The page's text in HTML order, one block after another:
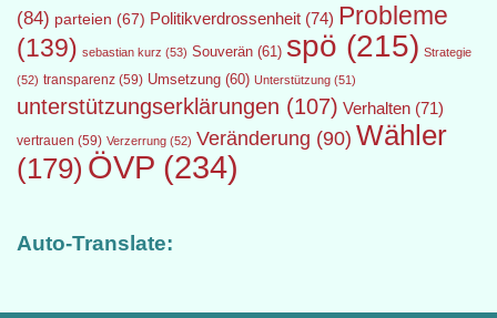
(84) parteien (67) Politikverdrossenheit (74) Probleme
(139) sebastian kurz (53) Souverän (61) spö (215) Strategie
(52) transparenz (59) Umsetzung (60) Unterstützung (51)
unterstützungserklärungen (107) Verhalten (71)
vertrauen (59) Verzerrung (52) Veränderung (90) Wähler
(179) ÖVP (234)
Auto-Translate: